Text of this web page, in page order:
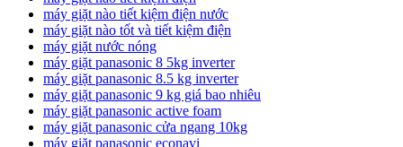
máy giặt nào tiết kiệm điện nước
máy giặt nào tốt và tiết kiệm điện
máy giặt nước nóng
máy giặt panasonic 8 5kg inverter
máy giặt panasonic 8.5 kg inverter
máy giặt panasonic 9 kg giá bao nhiêu
máy giặt panasonic active foam
máy giặt panasonic cửa ngang 10kg
máy giặt panasonic econavi